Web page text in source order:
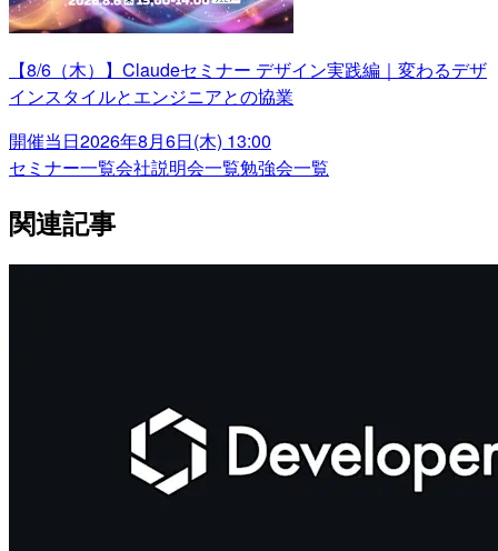
【8/6（木）】Claudeセミナー デザイン実践編｜変わるデザ
インスタイルとエンジニアとの協業
開催当日2026年8月6日(木) 13:00
セミナー一覧会社説明会一覧勉強会一覧
関連記事